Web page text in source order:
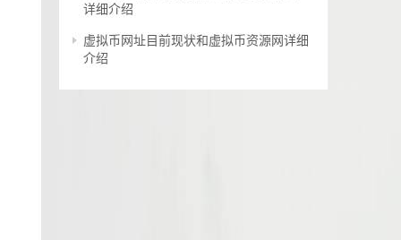
详细介绍
虚拟币网址目前现状和虚拟币资源网详细
介绍